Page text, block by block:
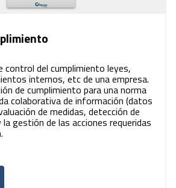
control del cumplimiento leyes,
internos, etc de una empresa.
de cumplimiento para una norma
colaborativa de información (datos
de medidas, detección de
gestión de las acciones requeridas